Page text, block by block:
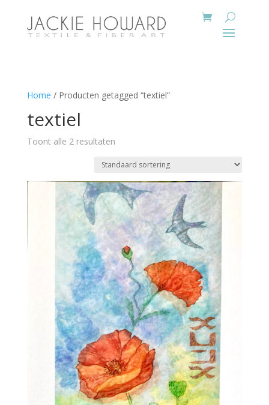
Home / Producten getagged “textiel”
textiel
Toont alle 2 resultaten